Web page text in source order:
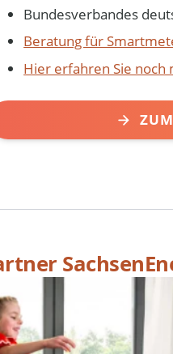
Bundesverbandes
Beratung für
Hier erfahren Sie noch